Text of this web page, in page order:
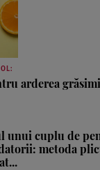
arderea
unui cuplu de
metoda